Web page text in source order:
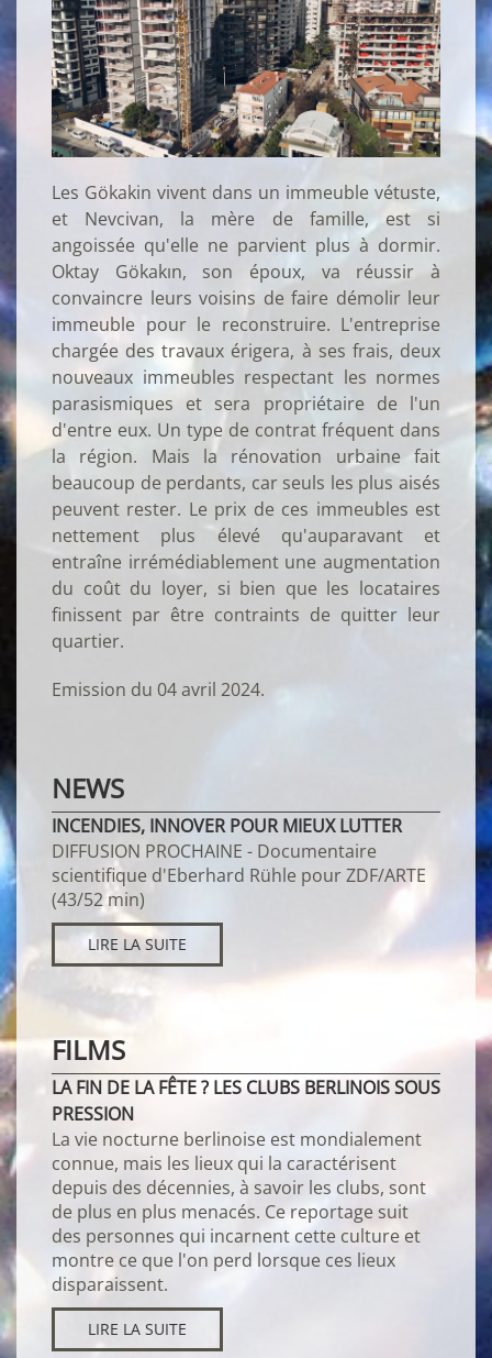
Les Gökakin vivent dans un immeuble vétuste,
et Nevcivan, la mère de famille, est si
angoissée qu'elle ne parvient plus à dormir.
Oktay Gökakın, son époux, va réussir à
convaincre leurs voisins de faire démolir leur
immeuble pour le reconstruire. L'entreprise
chargée des travaux érigera, à ses frais, deux
nouveaux immeubles respectant les normes
parasismiques et sera propriétaire de l'un
d'entre eux. Un type de contrat fréquent dans
la région. Mais la rénovation urbaine fait
beaucoup de perdants, car seuls les plus aisés
peuvent rester. Le prix de ces immeubles est
nettement plus élevé qu'auparavant et
entraîne irrémédiablement une augmentation
du coût du loyer, si bien que les locataires
finissent par être contraints de quitter leur
quartier.
Emission du 04 avril 2024.
NEWS
INCENDIES, INNOVER POUR MIEUX LUTTER
DIFFUSION PROCHAINE - Documentaire
scientifique d'Eberhard Rühle pour ZDF/ARTE
(43/52 min)
LIRE LA SUITE
FILMS
LA FIN DE LA FÊTE ? LES CLUBS BERLINOIS SOUS
PRESSION
La vie nocturne berlinoise est mondialement
connue, mais les lieux qui la caractérisent
depuis des décennies, à savoir les clubs, sont
de plus en plus menacés. Ce reportage suit
des personnes qui incarnent cette culture et
montre ce que l'on perd lorsque ces lieux
disparaissent.
LIRE LA SUITE